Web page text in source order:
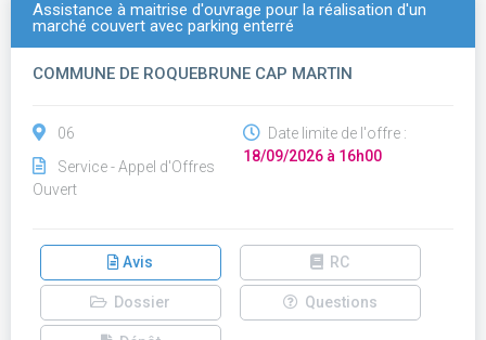
Assistance à maitrise d'ouvrage pour la réalisation d'un
marché couvert avec parking enterré
COMMUNE DE ROQUEBRUNE CAP MARTIN
06
Service - Appel d'Offres
Ouvert
Date limite de l'offre :
18/09/2026 à 16h00
Avis RC
Dossier Questions